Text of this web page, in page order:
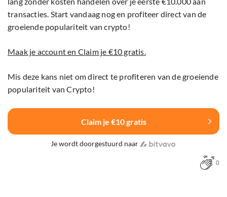
transacties. Start vandaag nog en profiteer direct van de
groeiende populariteit van crypto!
Maak je account en Claim je €10 gratis.
Mis deze kans niet om direct te profiteren van de groeiende
populariteit van Crypto!
Claim je €10 gratis
Je wordt doorgestuurd naar
0